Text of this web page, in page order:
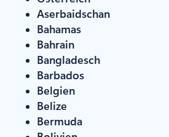
Aserbaidschan
Bahamas
Bahrain
Bangladesch
Barbados
Belgien
Belize
Bermuda